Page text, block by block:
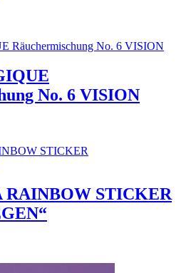
No. 6 VISION
RAINBOW STICKER